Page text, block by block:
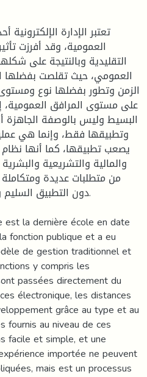
تعتبر الإدارة
العمومية، وقد أفرزت
التقليدية وبالنتيجة على
العمومي، حيث تقلصت بفضلها
الزمن وتطور بفضلها نوع
على مستوى المرافق العمومية،
البسيط وليس بالوصفة الجاهزة
وتطبيقها فقط، وإنما هي
يصعب تطبيقها، كما أنها
والمالية والتشريعية
من متطلبات عديدة
دون التطبيق السليم
est la dernière école en date
fonction publique et a eu
de gestion traditionnel et
y compris les
passées directement du
électronique, les distances
grâce au type et au
fournis au niveau de ces
facile et simple, et une
importée ne peuvent
mais est un processus